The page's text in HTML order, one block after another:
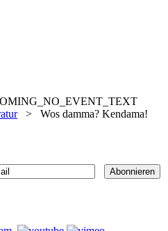
> Wos damma? Kendama!